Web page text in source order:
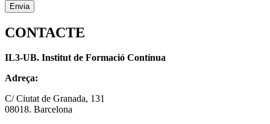
CONTACTE
IL3-UB. Institut de Formació Contínua
Adreça:
C/ Ciutat de Granada, 131
08018. Barcelona